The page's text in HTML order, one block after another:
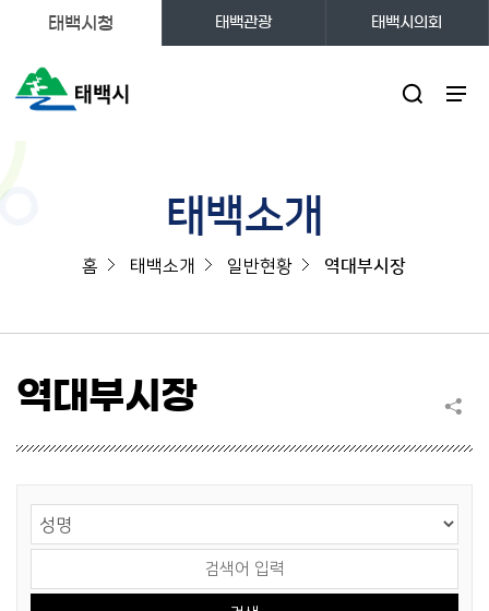
태백시청 태백관광 태백시의회
태백소개
홈 태백소개 일반현황 역대부시장
역대부시장